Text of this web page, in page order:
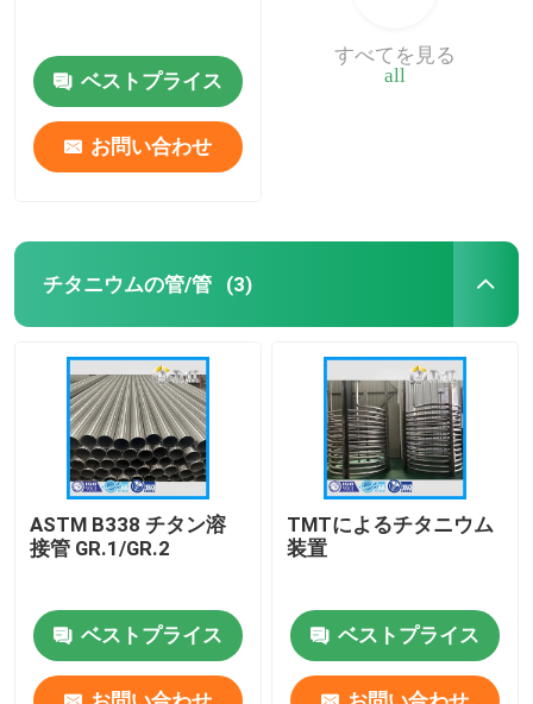
ベストプライス
お問い合わせ
all
すべてを見る
チタニウムの管/管 (3)
ASTM B338 チタン溶
接管 GR.1/GR.2
ベストプライス
TMTによるチタニウム
装置
ベストプライス